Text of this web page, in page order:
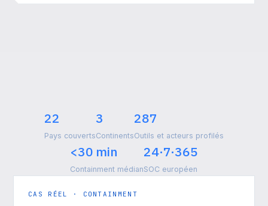
22
Pays couverts
3
Continents
287
Outils et acteurs profilés
<30 min
Containment médian
24·7·365
SOC européen
CAS RÉEL · CONTAINMENT